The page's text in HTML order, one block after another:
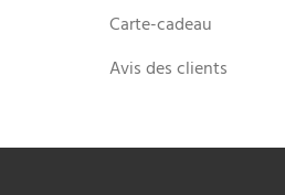
Carte-cadeau
Avis des clients